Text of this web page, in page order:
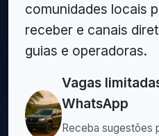
comunidades locais
receber e canais
guias e operadoras.
Vagas
WhatsApp
Receba sugestões